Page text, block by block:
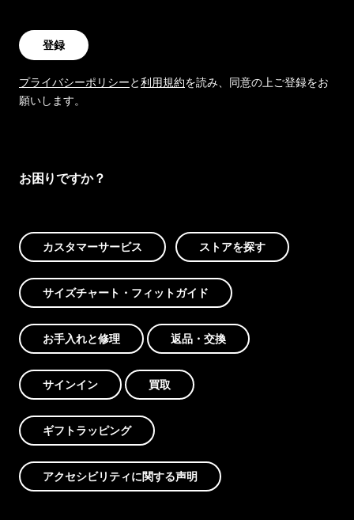
登録
プライバシーポリシーと利用規約を読み、同意の上ご登録をお
願いします。
お困りですか？
カスタマーサービス ストアを探す
サイズチャート・フィットガイド
お手入れと修理 返品・交換
サインイン 買取
ギフトラッピング
アクセシビリティに関する声明